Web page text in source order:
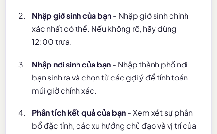
Nhập giờ sinh của bạn- Nhập giờ sinh chính
xác nhất có thể. Nếu không rõ, hãy dùng
12:00 trưa.
Nhập nơi sinh của bạn- Nhập thành phố nơi
bạn sinh ra và chọn từ các gợi ý để tính toán
múi giờ chính xác.
Phân tích kết quả của bạn- Xem xét sự phân
bổ đặc tính, các xu hướng chủ đạo và vị trí của